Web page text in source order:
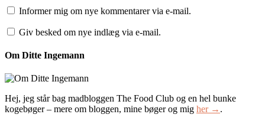
Informer mig om nye kommentarer via e-mail.
Giv besked om nye indlæg via e-mail.
Om Ditte Ingemann
Hej, jeg står bag madbloggen The Food Club og en hel bunke
kogebøger – mere om bloggen, mine bøger og mig her → .